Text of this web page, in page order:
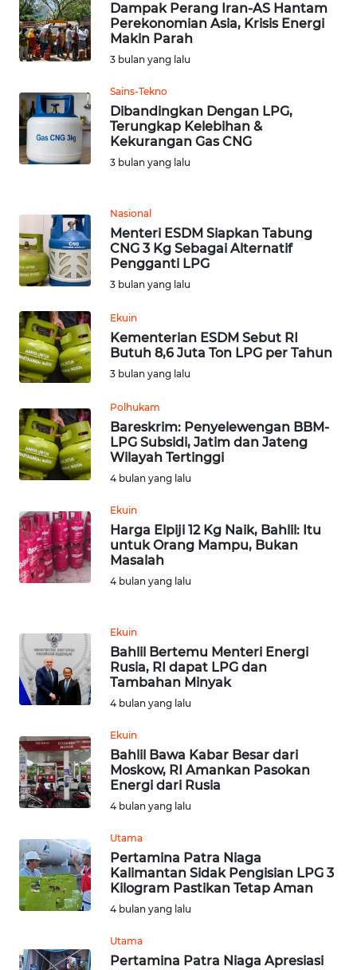
Dampak Perang Iran-AS Hantam
Perekonomian Asia, Krisis Energi
Makin Parah
3 bulan yang lalu
Sains-Tekno
Dibandingkan Dengan LPG,
Terungkap Kelebihan &
Kekurangan Gas CNG
3 bulan yang lalu
Nasional
Menteri ESDM Siapkan Tabung
CNG 3 Kg Sebagai Alternatif
Pengganti LPG
3 bulan yang lalu
Ekuin
Kementerian ESDM Sebut RI
Butuh 8,6 Juta Ton LPG per Tahun
3 bulan yang lalu
Polhukam
Bareskrim: Penyelewengan BBM-
LPG Subsidi, Jatim dan Jateng
Wilayah Tertinggi
4 bulan yang lalu
Ekuin
Harga Elpiji 12 Kg Naik, Bahlil: Itu
untuk Orang Mampu, Bukan
Masalah
4 bulan yang lalu
Ekuin
Bahlil Bertemu Menteri Energi
Rusia, RI dapat LPG dan
Tambahan Minyak
4 bulan yang lalu
Ekuin
Bahlil Bawa Kabar Besar dari
Moskow, RI Amankan Pasokan
Energi dari Rusia
4 bulan yang lalu
Utama
Pertamina Patra Niaga
Kalimantan Sidak Pengisian LPG 3
Kilogram Pastikan Tetap Aman
4 bulan yang lalu
Utama
Pertamina Patra Niaga Apresiasi
JAKARTA
WN
WN
BANTEN
WN
WN
KEPRI
WN
WN
PAPUA
BARAT
WN
RIAU
WN
WN
JAMBI
WN
NTB
SULTENG
WN
SULBAR
BABEL
WN
SUMBAR
WN